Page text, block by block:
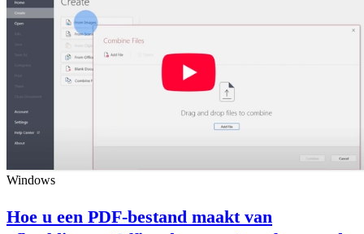
Windows
Hoe u een PDF-bestand maakt van